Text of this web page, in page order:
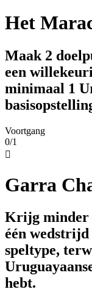
Het
Maak 2
een
minimaal 1
Voortgang
0/1

Garra
Krijg minder
één
speltype,
hebt.